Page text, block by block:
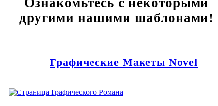
Ознакомьтесь с некоторыми
другими нашими шаблонами!
Графические Макеты Novel